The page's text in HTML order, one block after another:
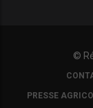
©
COPYRIGHT
PRESSE